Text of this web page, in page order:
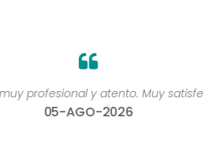
profesional y atento. Muy
05-AGO-2026